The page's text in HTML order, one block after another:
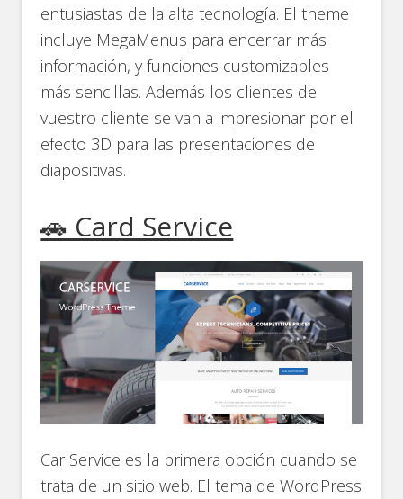
entusiastas de la alta tecnología. El theme
incluye MegaMenus para encerrar más
información, y funciones customizables
más sencillas. Además los clientes de
vuestro cliente se van a impresionar por el
efecto 3D para las presentaciones de
diapositivas.
🚗 Card Service
Car Service es la primera opción cuando se
trata de un sitio web. El tema de WordPress